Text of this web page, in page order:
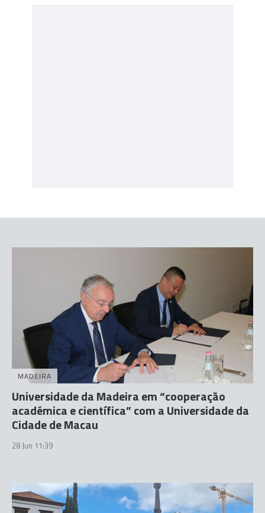
MADEIRA
Universidade da Madeira em “cooperação
académica e científica” com a Universidade da
Cidade de Macau
28 Jun 11:39